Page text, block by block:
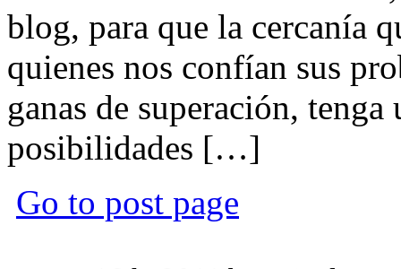
blog, para que la cercanía
quienes nos confían sus
ganas de superación,
posibilidades […]
Go to post page